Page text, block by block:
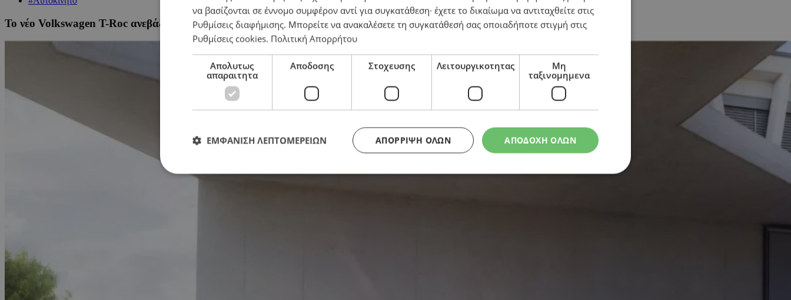
Το νέο Volkswagen T-Roc ανεβάζει τον πήχη στην κατηγορία των compact SUV
να βασίζονται σε έννομο συμφέρον αντί για συγκατάθεση· έχετε το δικαίωμα να αντιταχθείτε στις
Ρυθμίσεις διαφήμισης. Μπορείτε να ανακαλέσετε τη συγκατάθεσή σας οποιαδήποτε στιγμή στις
Ρυθμίσεις cookies. Πολιτική Απορρήτου
Απολυτως
απαραιτητα
Αποδοσης Στοχευσης Λειτουργικοτητας
Μη
ταξινομημενα
ΑΠΟΔΟΧΗ ΟΛΩΝ
ΑΠΌΡΡΙΨΗ ΌΛΩΝ
ΕΜΦΑΝΙΣΗ ΛΕΠΤΟΜΕΡΕΙΩΝ